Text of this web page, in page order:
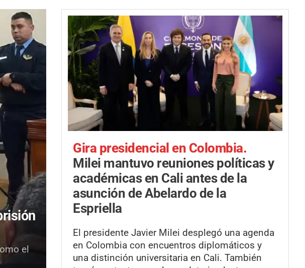
el
Gira presidencial en Colombia.
Milei mantuvo reuniones políticas y
académicas en Cali antes de la
asunción de Abelardo de la
Espriella
El presidente Javier Milei desplegó una agenda
en Colombia con encuentros diplomáticos y
una distinción universitaria en Cali. También